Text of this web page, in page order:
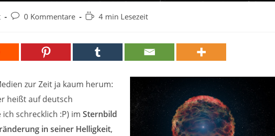
Beitrags-
0 Kommentare Lesedauer:
4 min Lesezeit
zur Zeit ja kaum herum:
heißt auf deutsch
schrecklich :P) im Sternbild
in seiner Helligkeit,